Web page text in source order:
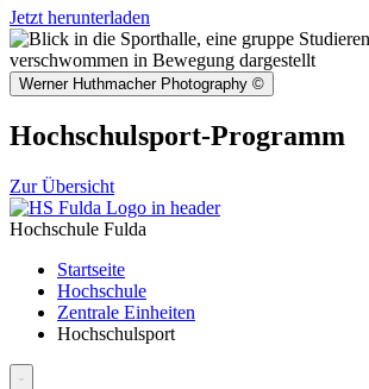
Jetzt herunterladen
Werner Huthmacher Photography ©
Hochschulsport-Programm
Zur Übersicht
Hochschule Fulda
Startseite
Hochschule
Zentrale Einheiten
Hochschulsport